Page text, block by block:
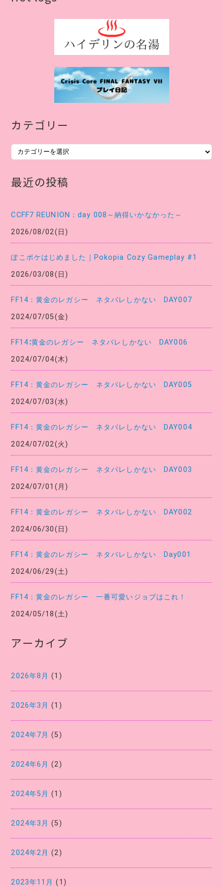
カテゴリー
カ
テ
ゴ
リ
最近の投稿
CCFF7 REUNION：day 008～納得いかなかった～
2026/08/02(日)
ぽこポケはじめました｜Pokopia Cozy Gameplay #1
2026/03/08(日)
FF14：黄金のレガシー ネタバレしかない DAY007
2024/07/05(金)
FF14∶黄金のレガシー ネタバレしかない DAY006
2024/07/04(木)
FF14：黄金のレガシー ネタバレしかない DAY005
2024/07/03(水)
FF14：黄金のレガシー ネタバレしかない DAY004
2024/07/02(火)
FF14：黄金のレガシー ネタバレしかない DAY003
2024/07/01(月)
FF14：黄金のレガシー ネタバレしかない DAY002
2024/06/30(日)
FF14：黄金のレガシー ネタバレしかない Day001
2024/06/29(土)
FF14：黄金のレガシー 一番可愛いジョブはこれ！
2024/05/18(土)
アーカイブ
2026年8月 (1)
2026年3月 (1)
2024年7月 (5)
2024年6月 (2)
2024年5月 (1)
2024年3月 (5)
2024年2月 (2)
2023年11月 (1)